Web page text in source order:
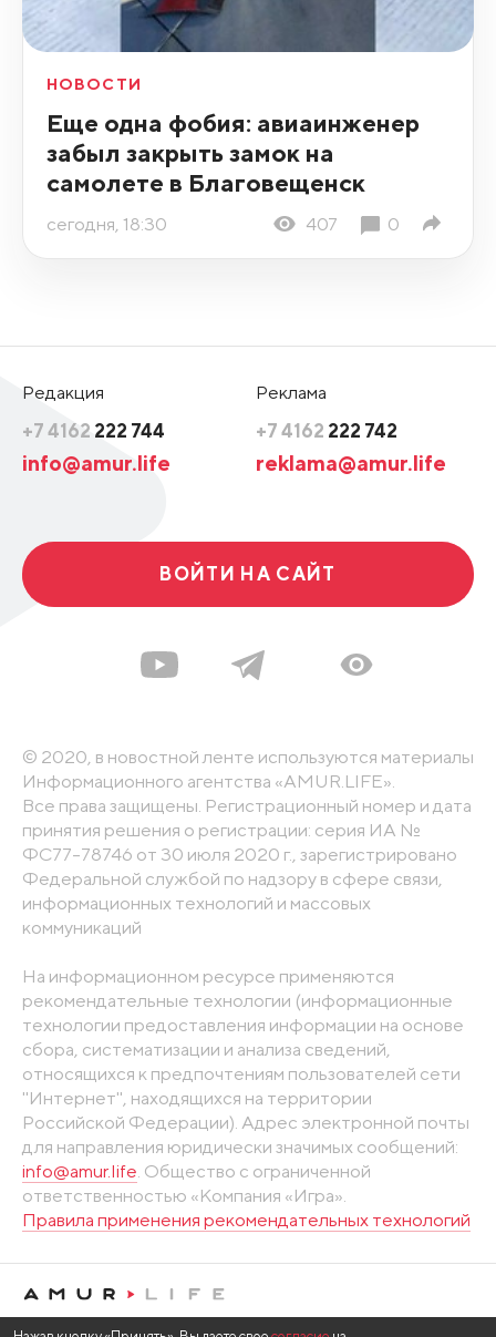
НОВОСТИ
Еще одна фобия: авиаинженер
забыл закрыть замок на
самолете в Благовещенск
сегодня, 18:30 407 0
Редакция
+7 4162 222 744
info@amur.life
Реклама
+7 4162 222 742
reklama@amur.life
ВОЙТИ НА САЙТ
© 2020, в новостной ленте используются материалы
Информационного агентства «AMUR.LIFE».
Все права защищены. Регистрационный номер и дата
принятия решения о регистрации: серия ИА №
ФС77-78746 от 30 июля 2020 г., зарегистрировано
Федеральной службой по надзору в сфере связи,
информационных технологий и массовых
коммуникаций
На информационном ресурсе применяются
рекомендательные технологии (информационные
технологии предоставления информации на основе
сбора, систематизации и анализа сведений,
относящихся к предпочтениям пользователей сети
"Интернет", находящихся на территории
Российской Федерации). Адрес электронной почты
для направления юридически значимых сообщений:
info@amur.life. Общество с ограниченной
ответственностью «Компания «Игра».
Правила применения рекомендательных технологий